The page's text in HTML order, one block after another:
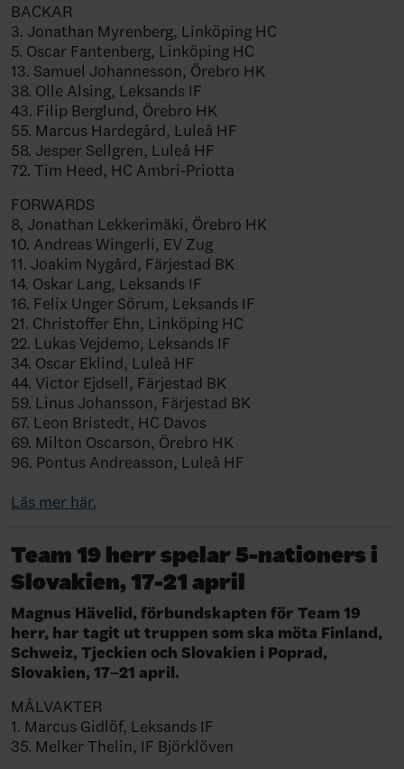
BACKAR
3. Jonathan Myrenberg, Linköping HC
5. Oscar Fantenberg, Linköping HC
13. Samuel Johannesson, Örebro HK
38. Olle Alsing, Leksands IF
43. Filip Berglund, Örebro HK
55. Marcus Hardegård, Luleå HF
58. Jesper Sellgren, Luleå HF
72. Tim Heed, HC Ambri-Priotta
FORWARDS
8, Jonathan Lekkerimäki, Örebro HK
10. Andreas Wingerli, EV Zug
11. Joakim Nygård, Färjestad BK
14. Oskar Lang, Leksands IF
16. Felix Unger Sörum, Leksands IF
21. Christoffer Ehn, Linköping HC
22. Lukas Vejdemo, Leksands IF
34. Oscar Eklind, Luleå HF
44. Victor Ejdsell, Färjestad BK
59. Linus Johansson, Färjestad BK
67. Leon Bristedt, HC Davos
69. Milton Oscarson, Örebro HK
96. Pontus Andreasson, Luleå HF
Läs mer här.
Team 19 herr spelar 5-nationers i
Slovakien, 17-21 april
Magnus Hävelid, förbundskapten för Team 19
herr, har tagit ut truppen som ska möta Finland,
Schweiz, Tjeckien och Slovakien i Poprad,
Slovakien, 17–21 april.
MÅLVAKTER
1. Marcus Gidlöf, Leksands IF
35. Melker Thelin, IF Björklöven